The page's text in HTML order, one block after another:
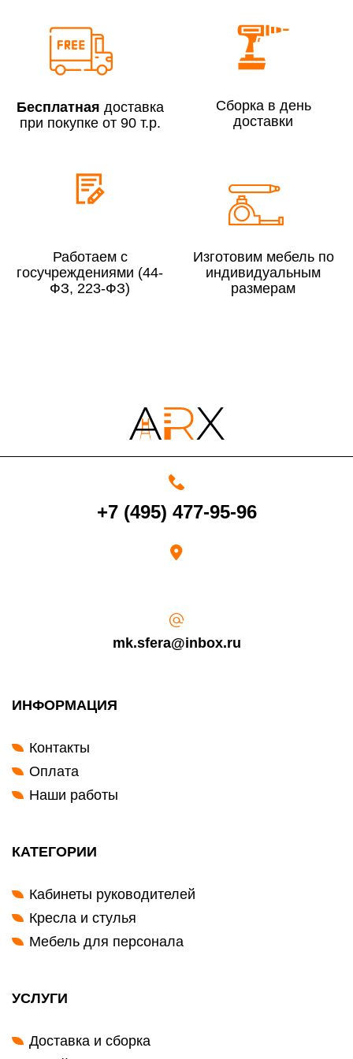
Сборка по Москве в будние дни при заказе:
Сборка по Московской области при заказе:
До 300 000 руб.
4000 руб. в рабочее время
момента получения товара.
счет в течение 5-30 рабочих дней (срок зависит от банка, который
Бесплатная доставка
при покупке от 90 т.р.
Сборка в день
доставки
Работаем с
госучреждениями (44-
ФЗ, 223-ФЗ)
Изготовим мебель по
индивидуальным
размерам
+7 (495) 477-95-96
mk.sfera@inbox.ru
ИНФОРМАЦИЯ
Контакты
Оплата
Наши работы
КАТЕГОРИИ
Кабинеты руководителей
Кресла и стулья
Мебель для персонала
УСЛУГИ
Доставка и сборка